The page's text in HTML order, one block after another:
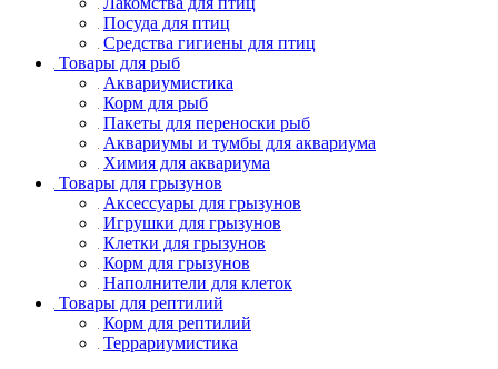
Посуда для птиц
Средства гигиены для птиц
Товары для рыб
Аквариумистика
Корм для рыб
Пакеты для переноски рыб
Аквариумы и тумбы для аквариума
Химия для аквариума
Товары для грызунов
Аксессуары для грызунов
Игрушки для грызунов
Клетки для грызунов
Корм для грызунов
Наполнители для клеток
Товары для рептилий
Корм для рептилий
Террариумистика